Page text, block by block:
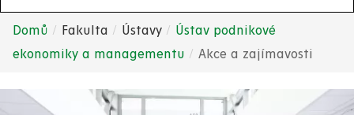
Drobečková
navigace
Domů Fakulta Ústavy
Ústav podnikové
ekonomiky a managementu
Akce a zajímavosti